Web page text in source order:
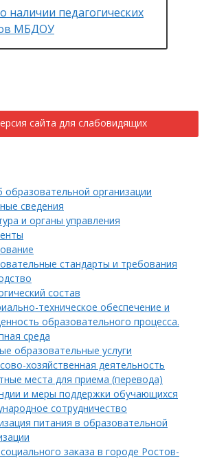
наличии педагогических
МБДОУ
сайта для слабовидящих
образовательной организации
сведения
и органы управления
стандарты и требования
состав
техническое обеспечение и
образовательного процесса.
среда
образовательные услуги
хозяйственная деятельность
места для приема (перевода)
и меры поддержки обучающихся
сотрудничество
питания в образовательной
заказа в городе Ростов-